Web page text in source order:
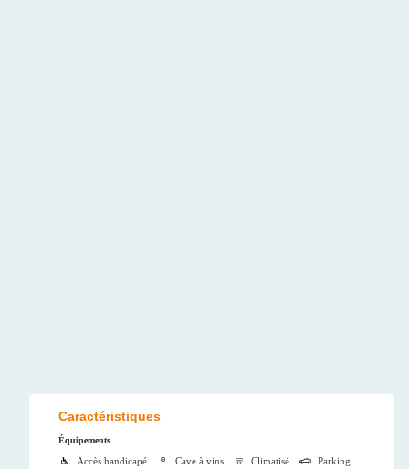
Caractéristiques
Équipements
Accès handicapé Cave à vins Climatisé Parking